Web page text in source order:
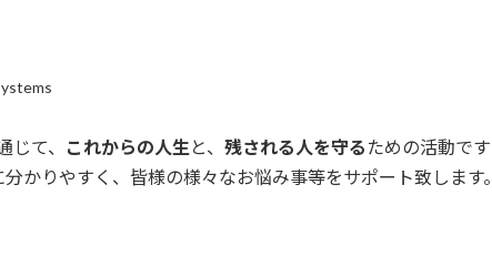
て、 これからの人生 と、 残される人を守る ための活動です
かりやすく、皆様の様々なお悩み事等をサポート致します。